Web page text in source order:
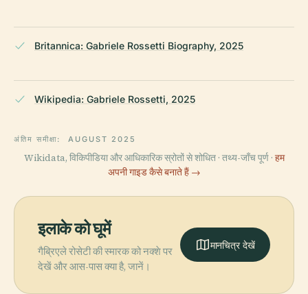
Britannica: Gabriele Rossetti Biography, 2025
Wikipedia: Gabriele Rossetti, 2025
अंतिम समीक्षा: AUGUST 2025
Wikidata, विकिपीडिया और आधिकारिक स्रोतों से शोधित · तथ्य-जाँच पूर्ण · हम
अपनी गाइड कैसे बनाते हैं →
इलाके को घूमें
गैब्रिएले रोसेटी की स्मारक को नक्शे पर
देखें और आस-पास क्या है, जानें।
मानचित्र देखें